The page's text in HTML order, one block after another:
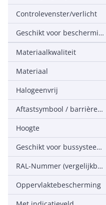
Controlevenster/verlicht
Geschikt voor beschermingsgraad (IP)
Materiaalkwaliteit
Materiaal
Halogeenvrij
Aftastsymbool / barrièrevrij
Hoogte
Geschikt voor bussysteem-toetsaansluiting
RAL-Nummer (vergelijkbaar)
Oppervlaktebescherming